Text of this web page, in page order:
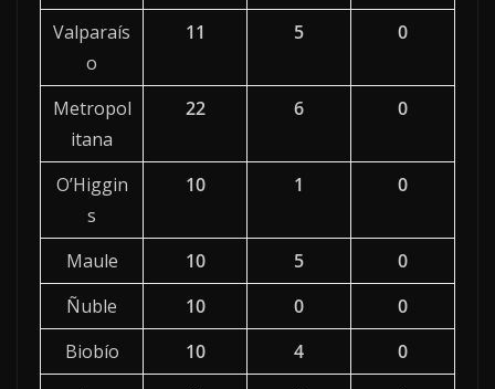
Valparaís
o
11 5 0
Metropol
itana
22 6 0
O’Higgin
s
10 1 0
Maule 10 5
0
Ñuble
10 0
0
Biobío
10 4
0